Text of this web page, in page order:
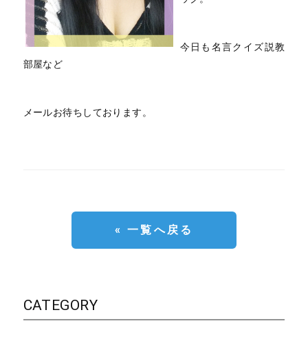
今日も名言クイズ説教
部屋など
メールお待ちしております。
« 一覧へ戻る
CATEGORY